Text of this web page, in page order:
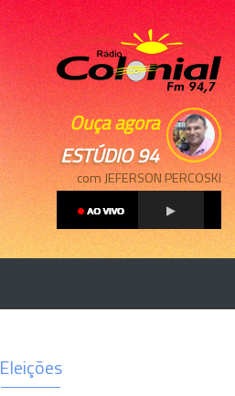
Ouça agora
ESTÚDIO 94
com JEFERSON PERCOSKI
Eleições